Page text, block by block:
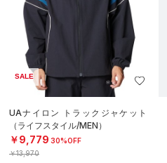
SALE
UAナイロン トラックジャケット
（ライフスタイル/MEN）
￥9,779 30%OFF
￥13,970